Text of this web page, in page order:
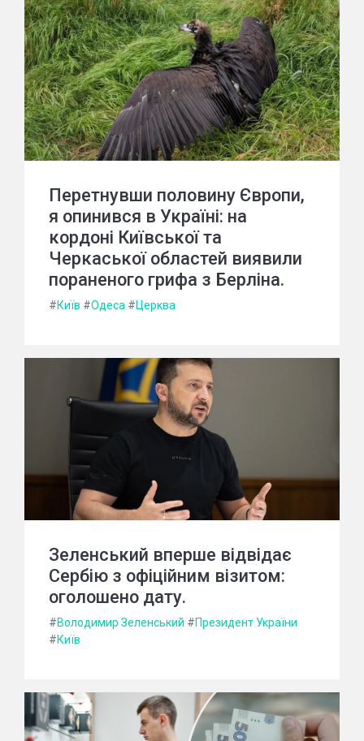
Перетнувши половину Європи,
я опинився в Україні: на
кордоні Київської та
Черкаської областей виявили
пораненого грифа з Берліна.
#Київ #Одеса #Церква
Зеленський вперше відвідає
Сербію з офіційним візитом:
оголошено дату.
#Володимир Зеленський #Президент України
#Київ